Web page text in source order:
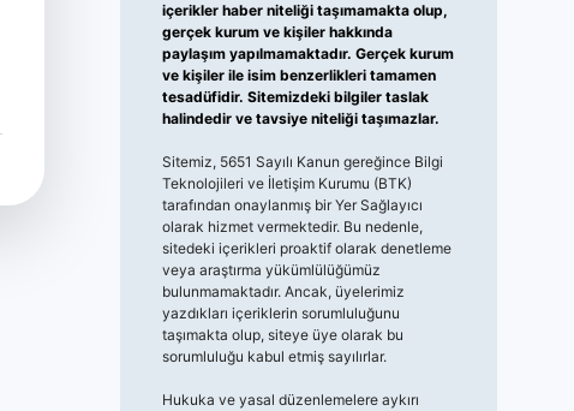
içerikler haber niteliği taşımamakta olup,
gerçek kurum ve kişiler hakkında
paylaşım yapılmamaktadır. Gerçek kurum
ve kişiler ile isim benzerlikleri tamamen
tesadüfidir. Sitemizdeki bilgiler taslak
halindedir ve tavsiye niteliği taşımazlar.
Sitemiz, 5651 Sayılı Kanun gereğince Bilgi
Teknolojileri ve İletişim Kurumu (BTK)
tarafından onaylanmış bir Yer Sağlayıcı
olarak hizmet vermektedir. Bu nedenle,
sitedeki içerikleri proaktif olarak denetleme
veya araştırma yükümlülüğümüz
bulunmamaktadır. Ancak, üyelerimiz
yazdıkları içeriklerin sorumluluğunu
taşımakta olup, siteye üye olarak bu
sorumluluğu kabul etmiş sayılırlar.
Hukuka ve yasal düzenlemelere aykırı